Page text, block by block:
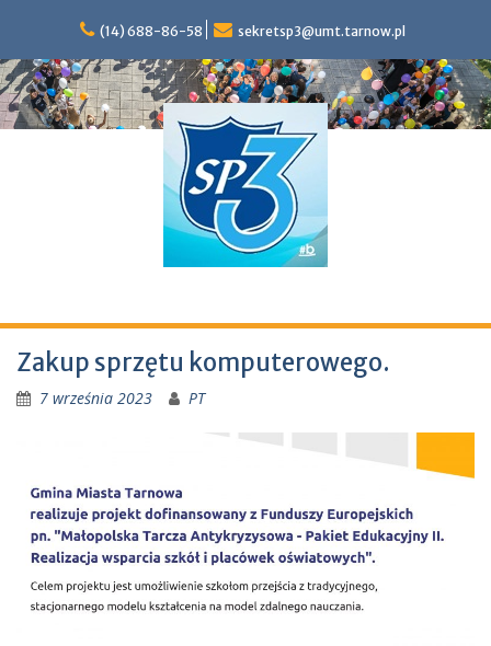
i
p
t
o
(14) 688-86-58 sekretsp3@umt.tarnow.pl
Zakup sprzętu komputerowego.
7 września 2023 PT